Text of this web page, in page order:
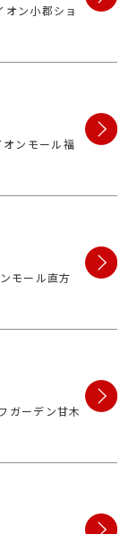
ン小郡ショ
ンモール福
モール直方
ーデン甘木